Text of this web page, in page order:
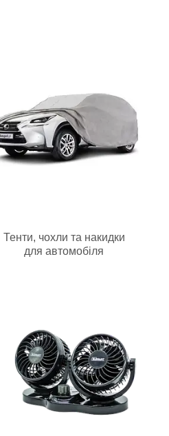
Тенти, чохли та накидки
для автомобіля